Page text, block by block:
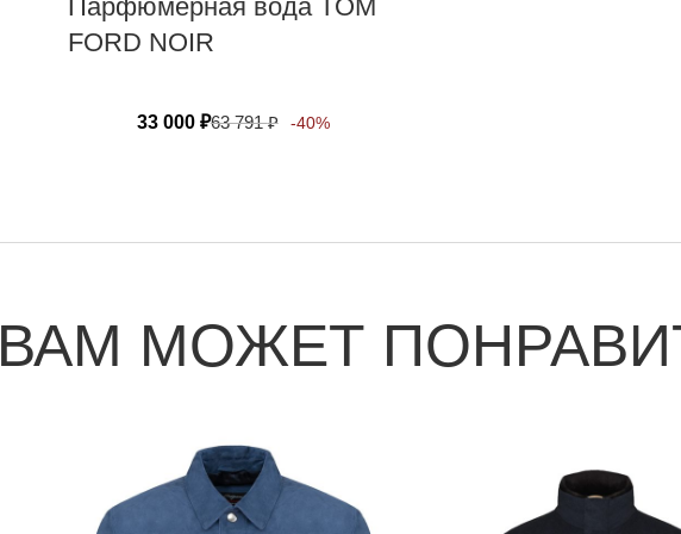
Парфюмерная вода TOM
FORD NOIR
33 000 ₽63 791₽ -40%
ВАМ МОЖЕТ